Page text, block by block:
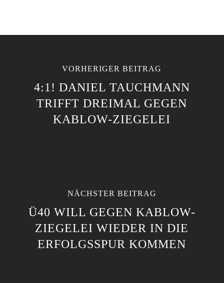
VORHERIGER BEITRAG
4:1! DANIEL TAUCHMANN
TRIFFT DREIMAL GEGEN
KABLOW-ZIEGELEI
NÄCHSTER BEITRAG
Ü40 WILL GEGEN KABLOW-
ZIEGELEI WIEDER IN DIE
ERFOLGSSPUR KOMMEN